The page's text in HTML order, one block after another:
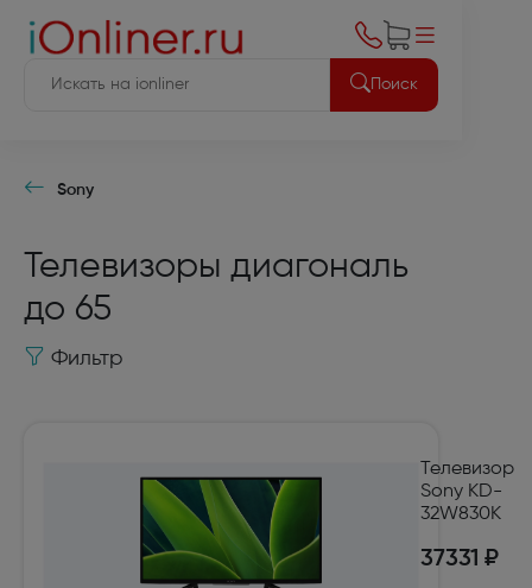
Поиск
Sony
Телевизоры диагональ
до 65
Фильтр
Телевизор
Sony KD-
32W830K
37331 ₽